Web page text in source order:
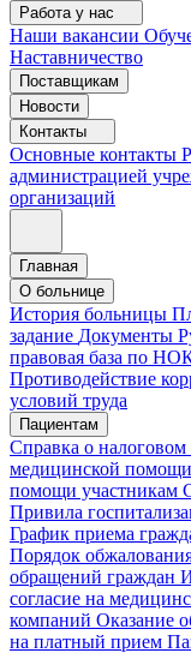
Работа у нас
Наши вакансии
Наставничество
Поставщикам
Новости
Контакты
Основные контакты
администрацией
организаций
Главная
О больнице
История больницы
задание Документы
правовая база по
Противодействие
условий труда
Пациентам
Справка о налоговом
медицинской помощи
помощи участникам
Привила
График приема
Порядок
обращений граждан
согласие на
компаний Оказание
на платный прием